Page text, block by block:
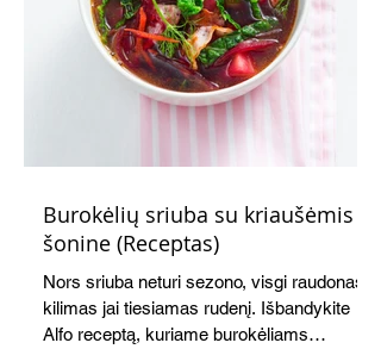
Burokėlių sriuba su kriaušėmis ir
šonine (Receptas)
Nors sriuba neturi sezono, visgi raudonas
kilimas jai tiesiamas rudenį. Išbandykite
Alfo receptą, kuriame burokėliams